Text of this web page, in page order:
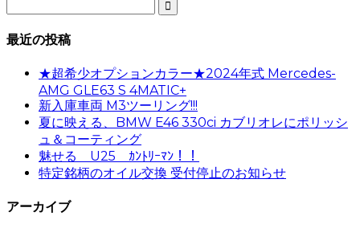

最近の投稿
★超希少オプションカラー★2024年式 Mercedes-
AMG GLE63 S 4MATIC+
新入庫車両 M3ツーリング!!!
夏に映える、BMW E46 330ci カブリオレにポリッシ
ュ＆コーティング
魅せる U25 ｶﾝﾄﾘｰﾏﾝ！！
特定銘柄のオイル交換 受付停止のお知らせ
アーカイブ